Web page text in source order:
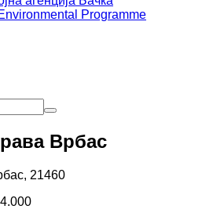
Programme
Врбас
21460